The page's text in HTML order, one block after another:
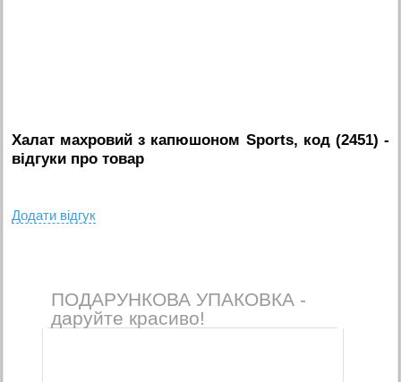
Халат махровий з капюшоном Sports, код (2451) -
вiдгуки про товар
Додати вiдгук
ПОДАРУНКОВА УПАКОВКА -
даруйте красиво!